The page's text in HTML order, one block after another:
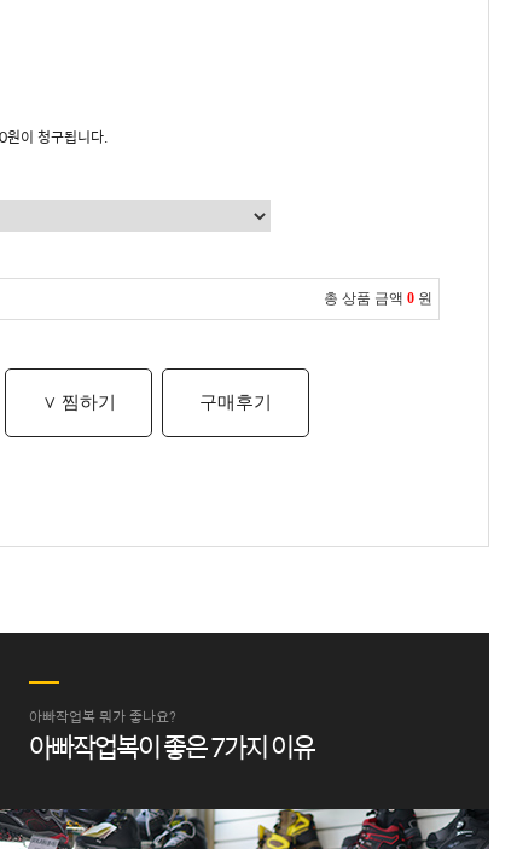
이 청구됩니다.
총 상품 금액 0 원
∨ 찜하기 구매후기
아빠작업복 뭐가 좋나요?
아빠작업복이 좋은 7가지 이유